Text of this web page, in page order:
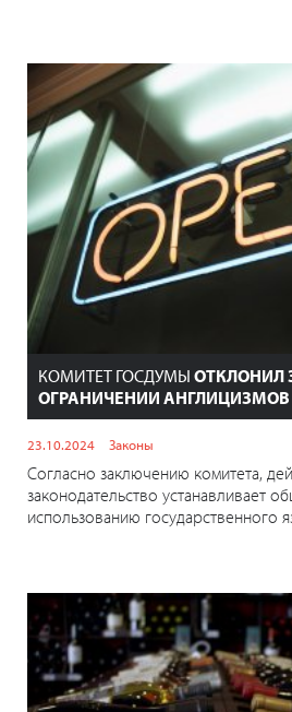
КОМИТЕТ ГОСДУМЫ ОТКЛОНИЛ
ОГРАНИЧЕНИИ АНГЛИЦИЗМОВ
23.10.2024 Законы
Согласно заключению комитета,
законодательство устанавливает
использованию государственного